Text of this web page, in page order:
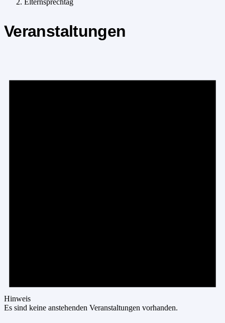
Elternsprechtag
Veranstaltungen
Hinweis
Es sind keine anstehenden Veranstaltungen vorhanden.